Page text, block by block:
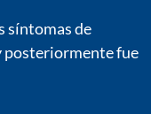
síntomas de
posteriormente fue